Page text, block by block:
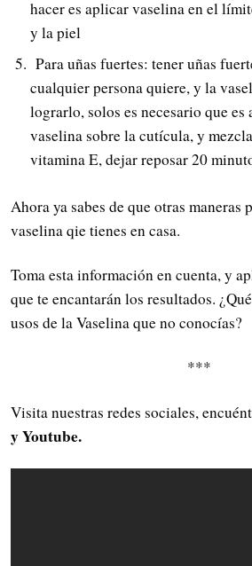
hacer es aplicar vaselina en el
y la piel
Para uñas fuertes: tener uñas
cualquier persona quiere, y la
lograrlo, solos es necesario que es
vaselina sobre la cutícula, y
vitamina E, dejar reposar 20
Ahora ya sabes de que otras maneras
vaselina qie tienes en casa.
Toma esta información en cuenta, y
que te encantarán los resultados.
usos de la Vaselina que no conocías?
***
Visita nuestras redes sociales,
y Youtube.